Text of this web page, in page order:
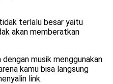
terlalu besar yaitu
akan memberatkan
musik menggunakan
kamu bisa langsung
link.